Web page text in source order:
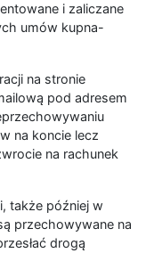
i zaliczane
umów kupna-
na stronie
pod adresem
na koncie lecz
na rachunek
także później w
przechowywane na
drogą